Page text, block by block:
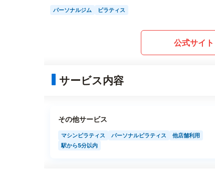
パーソナルジム ピラティス
公式サイト
サービス内容
その他サービス
マシンピラティス パーソナルピラティス
他店舗利用
駅から5分以内